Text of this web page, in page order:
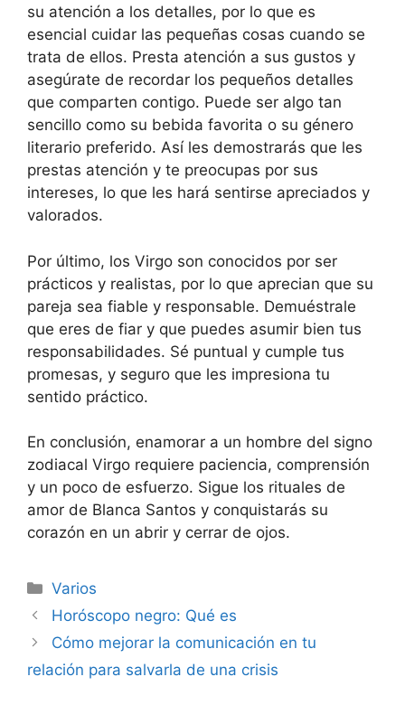
su atención a los detalles, por lo que es
esencial cuidar las pequeñas cosas cuando se
trata de ellos. Presta atención a sus gustos y
asegúrate de recordar los pequeños detalles
que comparten contigo. Puede ser algo tan
sencillo como su bebida favorita o su género
literario preferido. Así les demostrarás que les
prestas atención y te preocupas por sus
intereses, lo que les hará sentirse apreciados y
valorados.
Por último, los Virgo son conocidos por ser
prácticos y realistas, por lo que aprecian que su
pareja sea fiable y responsable. Demuéstrale
que eres de fiar y que puedes asumir bien tus
responsabilidades. Sé puntual y cumple tus
promesas, y seguro que les impresiona tu
sentido práctico.
En conclusión, enamorar a un hombre del signo
zodiacal Virgo requiere paciencia, comprensión
y un poco de esfuerzo. Sigue los rituales de
amor de Blanca Santos y conquistarás su
corazón en un abrir y cerrar de ojos.
Categorías
Varios
Navegación
de
Horóscopo negro: Qué es
Cómo mejorar la comunicación en tu
relación para salvarla de una crisis